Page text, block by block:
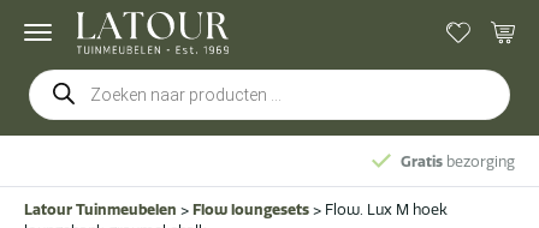
Producten
zoeken
bezorging & montage
Latour Tuinmeubelen > Flow loungesets > Flow. Lux M hoek